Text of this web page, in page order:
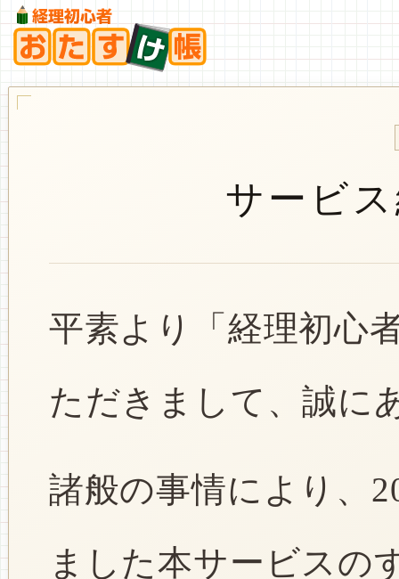
サービ
平素より「経理初心
ただきまして、誠に
諸般の事情により、
ました本サービスの